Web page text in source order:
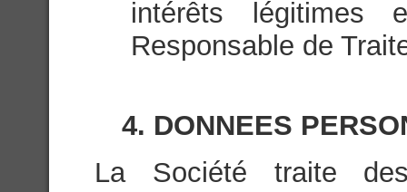
intérêts légitimes
Responsable de
4. DONNEES
La Société traite